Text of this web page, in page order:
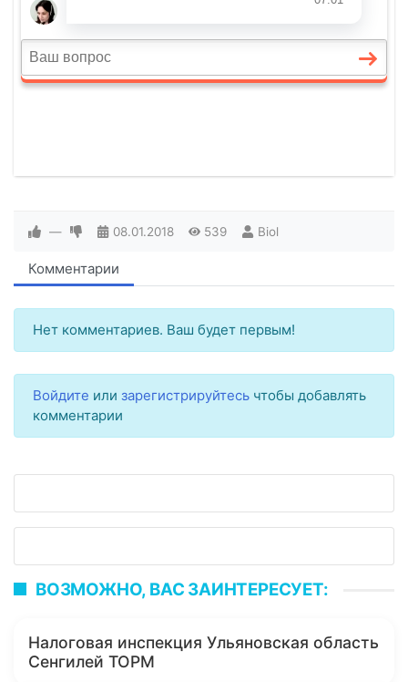
— 08.01.2018 539 Biol
Комментарии
Нет комментариев. Ваш будет первым!
Войдите или зарегистрируйтесь чтобы добавлять
комментарии
ВОЗМОЖНО, ВАС ЗАИНТЕРЕСУЕТ:
Налоговая инспекция Ульяновская область
Сенгилей ТОРМ